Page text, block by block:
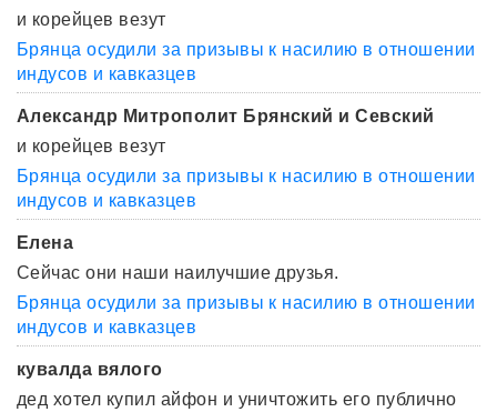
и корейцев везут
Брянца осудили за призывы к насилию в отношении
индусов и кавказцев
Александр Митрополит Брянский и Севский
и корейцев везут
Брянца осудили за призывы к насилию в отношении
индусов и кавказцев
Елена
Сейчас они наши наилучшие друзья.
Брянца осудили за призывы к насилию в отношении
индусов и кавказцев
кувалда вялого
дед хотел купил айфон и уничтожить его публично